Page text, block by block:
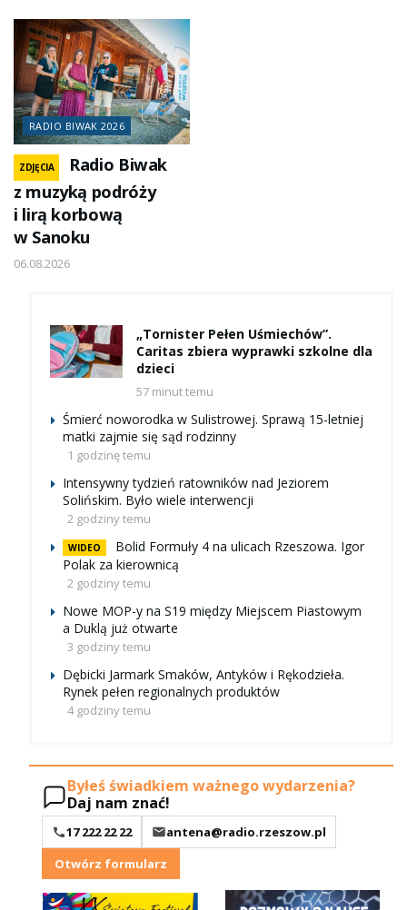
RADIO BIWAK 2026
ZDJĘCIA
Radio Biwak
z muzyką podróży
i lirą korbową
w Sanoku
06.08.2026
„Tornister Pełen Uśmiechów”.
Caritas zbiera wyprawki szkolne dla
dzieci
57 minut temu
Śmierć noworodka w Sulistrowej. Sprawą 15-letniej
matki zajmie się sąd rodzinny
1 godzinę temu
Intensywny tydzień ratowników nad Jeziorem
Solińskim. Było wiele interwencji
2 godziny temu
WIDEO
Bolid Formuły 4 na ulicach Rzeszowa. Igor
Polak za kierownicą
2 godziny temu
Nowe MOP-y na S19 między Miejscem Piastowym
a Duklą już otwarte
3 godziny temu
Dębicki Jarmark Smaków, Antyków i Rękodzieła.
Rynek pełen regionalnych produktów
4 godziny temu
Byłeś świadkiem ważnego wydarzenia?
Daj nam znać!
17 222 22 22
antena@radio.rzeszow.pl
Otwórz formularz